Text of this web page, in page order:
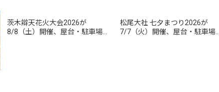
茨木辯天花火大会2026が
8/8（土）開催、屋台・駐車場・
松尾大社 七夕まつり2026が
7/7（火）開催、屋台・駐車場・